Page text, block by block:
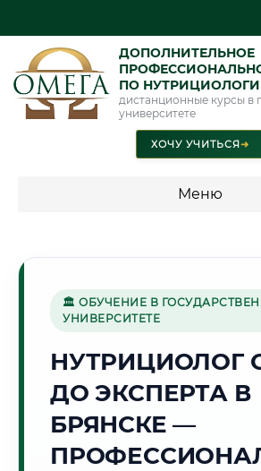
ДОПОЛНИТЕЛЬНОЕ
ПО
дистанционные курсы в
университете
ХОЧУ УЧИТЬСЯ➜
Меню
🌲
Г. БРЯНСК
11:30:57
🏛 ОБУЧЕНИЕ В
УНИВЕРСИТЕТЕ
НУТРИЦИОЛОГ
ДО ЭКСПЕРТА В
БРЯНСКЕ —